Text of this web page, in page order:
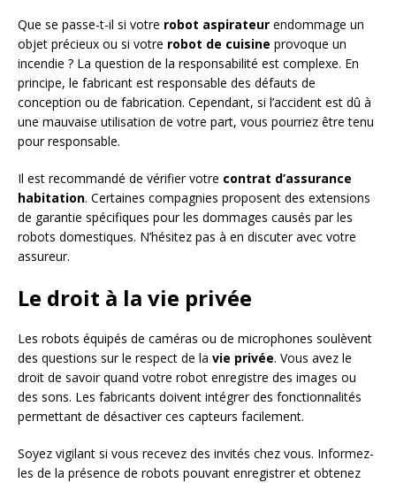
Que se passe-t-il si votre robot aspirateur endommage un
objet précieux ou si votre robot de cuisine provoque un
incendie ? La question de la responsabilité est complexe. En
principe, le fabricant est responsable des défauts de
conception ou de fabrication. Cependant, si l’accident est dû à
une mauvaise utilisation de votre part, vous pourriez être tenu
pour responsable.
Il est recommandé de vérifier votre contrat d’assurance
habitation. Certaines compagnies proposent des extensions
de garantie spécifiques pour les dommages causés par les
robots domestiques. N’hésitez pas à en discuter avec votre
assureur.
Le droit à la vie privée
Les robots équipés de caméras ou de microphones soulèvent
des questions sur le respect de la vie privée. Vous avez le
droit de savoir quand votre robot enregistre des images ou
des sons. Les fabricants doivent intégrer des fonctionnalités
permettant de désactiver ces capteurs facilement.
Soyez vigilant si vous recevez des invités chez vous. Informez-
les de la présence de robots pouvant enregistrer et obtenez